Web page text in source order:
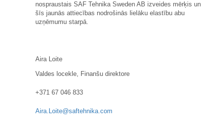
nospraustais SAF Tehnika Sweden AB izveides mērķis un
šīs jaunās attiecības nodrošinās lielāku elastību abu
uzņēmumu starpā.
Aira Loite
Valdes locekle, Finanšu direktore
+371 67 046 833
Aira.Loite@saftehnika.com